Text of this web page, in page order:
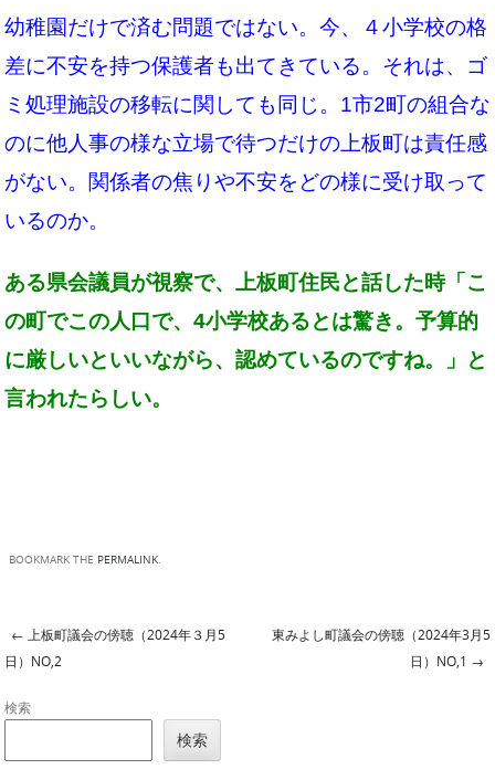
幼稚園だけで済む問題ではない。今、４小学校の格
差に不安を持つ保護者も出てきている。それは、ゴ
ミ処理施設の移転に関しても同じ。1市2町の組合な
のに他人事の様な立場で待つだけの上板町は責任感
がない。関係者の焦りや不安をどの様に受け取って
いるのか。
ある県会議員が視察で、上板町住民と話した時「こ
の町でこの人口で、4小学校あるとは驚き。予算的
に厳しいといいながら、認めているのですね。」と
言われたらしい。
BOOKMARK THE PERMALINK.
Post navigation
← 上板町議会の傍聴（2024年３月5
日）NO,2
東みよし町議会の傍聴（2024年3月5
日）NO,1 →
検索
検索